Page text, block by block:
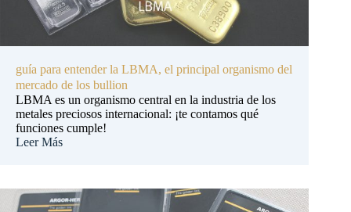
guía para entender la LBMA, el principal organismo del
mercado de los bullion
LBMA es un organismo central en la industria de los
metales preciosos internacional: ¡te contamos qué
funciones cumple!
Leer Más